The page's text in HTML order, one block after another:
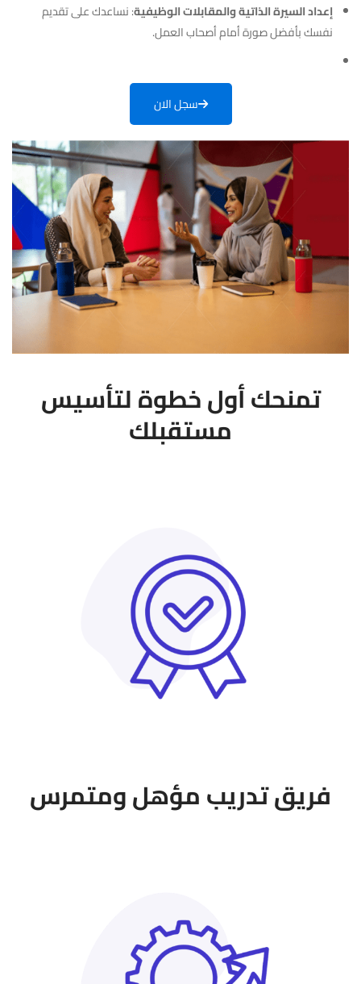
إعداد السيرة الذاتية والمقابلات الوظيفية: نساعدك على تقديم
نفسك بأفضل صورة أمام أصحاب العمل.
سجل الان
تمنحك أول خطوة لتأسيس
مستقبلك
فريق تدريب مؤهل ومتمرس